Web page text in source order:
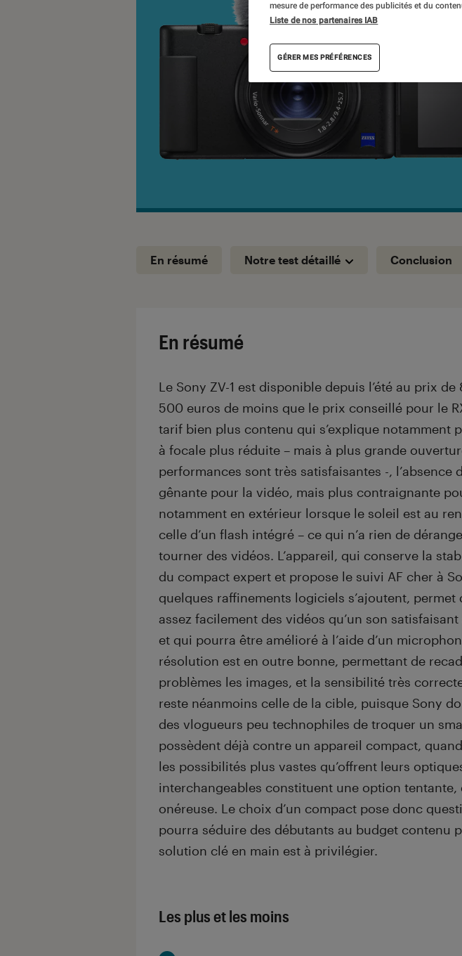
En résumé Notre test détaillé Conclusion
En résumé
Le Sony ZV-1 est disponible depuis l’été au prix
500 euros de moins que le prix conseillé pour le
tarif bien plus contenu qui s’explique notamment
à focale plus réduite – mais à plus grande
performances sont très satisfaisantes -, l’absence
gênante pour la vidéo, mais plus contraignante
notamment en extérieur lorsque le soleil est au
celle d’un flash intégré – ce qui n’a rien de
tourner des vidéos. L’appareil, qui conserve la
du compact expert et propose le suivi AF cher à
quelques raffinements logiciels s’ajoutent, permet
assez facilement des vidéos qu’un son
et qui pourra être amélioré à l’aide d’un
résolution est en outre bonne, permettant de
problèmes les images, et la sensibilité très
reste néanmoins celle de la cible, puisque Sony
des vlogueurs peu technophiles de troquer un
possèdent déjà contre un appareil compact,
les possibilités plus vastes qu’offrent leurs
interchangeables constituent une option tentante,
onéreuse. Le choix d’un compact pose donc
pourra séduire des débutants au budget contenu
solution clé en main est à privilégier.
Les plus et les moins
mesure de performance des publicités et du
Liste de nos partenaires IAB
GÉRER MES PRÉFÉRENCES